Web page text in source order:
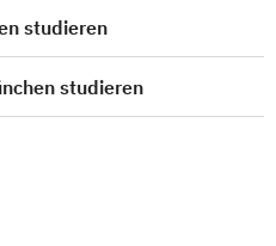
studieren
studieren